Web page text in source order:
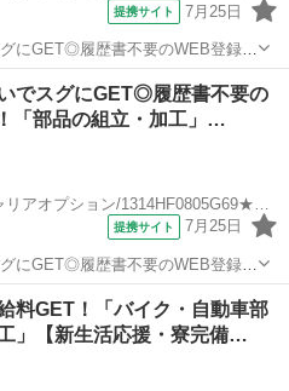
提携サイト 7月25日
にGET◎履歴書不要のWEB登録
加工」高時給1450円！一武周辺！
仕事をでスグにGET◎履歴書不要の
「部品の組立・加工」…
提携サイト 7月25日
にGET◎履歴書不要のWEB登録
円！一武周辺！20代～40代の
料GET！「バイク・自動車部
」【新生活応援・寮完備…